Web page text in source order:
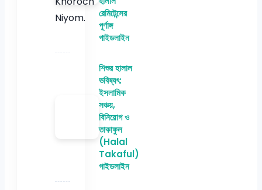
রেমিটেন্সের
পূর্ণাঙ্গ
গাইডলাইন
শিশুর হালাল
ভবিষ্যৎ:
ইসলামিক
সঞ্চয়,
বিনিয়োগ ও
তাকাফুল
(Halal
Takaful)
গাইডলাইন